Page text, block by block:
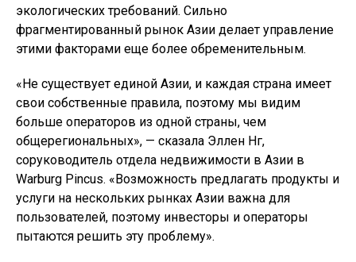
экологических требований. Сильно
фрагментированный рынок Азии делает управление
этими факторами еще более обременительным.
«Не существует единой Азии, и каждая страна имеет
свои собственные правила, поэтому мы видим
больше операторов из одной страны, чем
общерегиональных», — сказала Эллен Нг,
соруководитель отдела недвижимости в Азии в
Warburg Pincus. «Возможность предлагать продукты и
услуги на нескольких рынках Азии важна для
пользователей, поэтому инвесторы и операторы
пытаются решить эту проблему».